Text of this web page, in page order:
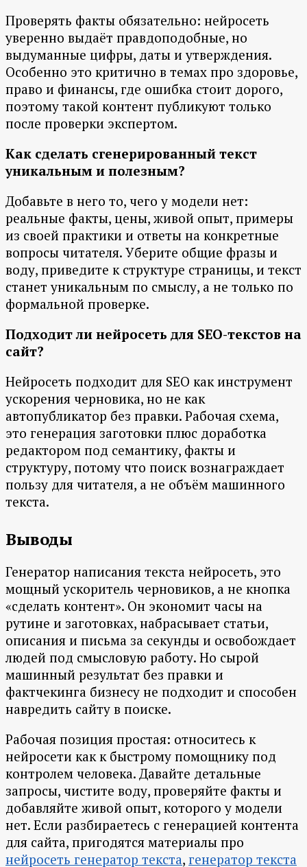
Проверять факты обязательно: нейросеть
уверенно выдаёт правдоподобные, но
выдуманные цифры, даты и утверждения.
Особенно это критично в темах про здоровье,
право и финансы, где ошибка стоит дорого,
поэтому такой контент публикуют только
после проверки экспертом.
Как сделать сгенерированный текст
уникальным и полезным?
Добавьте в него то, чего у модели нет:
реальные факты, цены, живой опыт, примеры
из своей практики и ответы на конкретные
вопросы читателя. Уберите общие фразы и
воду, приведите к структуре страницы, и текст
станет уникальным по смыслу, а не только по
формальной проверке.
Подходит ли нейросеть для SEO-текстов на
сайт?
Нейросеть подходит для SEO как инструмент
ускорения черновика, но не как
автопубликатор без правки. Рабочая схема,
это генерация заготовки плюс доработка
редактором под семантику, факты и
структуру, потому что поиск вознаграждает
пользу для читателя, а не объём машинного
текста.
Выводы
Генератор написания текста нейросеть, это
мощный ускоритель черновиков, а не кнопка
«сделать контент». Он экономит часы на
рутине и заготовках, набрасывает статьи,
описания и письма за секунды и освобождает
людей под смысловую работу. Но сырой
машинный результат без правки и
фактчекинга бизнесу не подходит и способен
навредить сайту в поиске.
Рабочая позиция простая: относитесь к
нейросети как к быстрому помощнику под
контролем человека. Давайте детальные
запросы, чистите воду, проверяйте факты и
добавляйте живой опыт, которого у модели
нет. Если разбираетесь с генерацией контента
для сайта, пригодятся материалы про
нейросеть генератор текста, генератор текста